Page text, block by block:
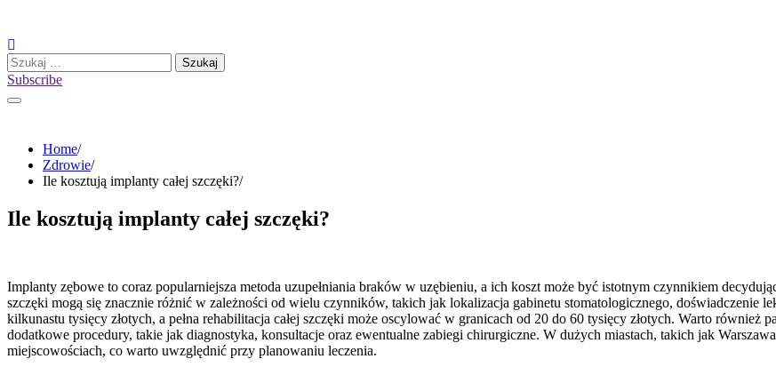
content
Szukaj:
Subscribe
Home
Zdrowie
Ile kosztują implanty całej szczęki?
Ile kosztują implanty całej szczęki?
Implanty zębowe to coraz popularniejsza metoda uzupełniania braków w uzębieniu, a ich koszt może być istotnym czynnikiem
szczęki mogą się znacznie różnić w zależności od wielu czynników, takich jak lokalizacja gabinetu stomatologicznego, doświadczenie
kilkunastu tysięcy złotych, a pełna rehabilitacja całej szczęki może oscylować w granicach od 20 do 60 tysięcy złotych. Warto również
dodatkowe procedury, takie jak diagnostyka, konsultacje oraz ewentualne zabiegi chirurgiczne. W dużych miastach, takich jak
miejscowościach, co warto uwzględnić przy planowaniu leczenia.